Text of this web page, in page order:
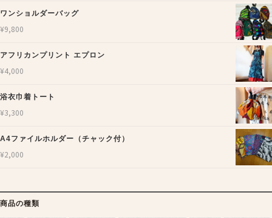
ワンショルダーバッグ
¥9,800
アフリカンプリント エプロン
¥4,000
浴衣巾着トート
¥3,300
A4ファイルホルダー（チャック付）
¥2,000
商品の種類